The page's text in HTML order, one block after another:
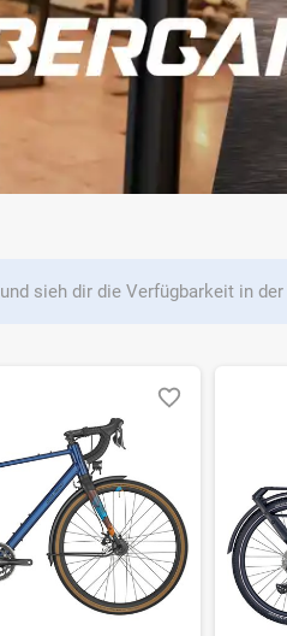
und sieh dir die Verfügbarkeit in